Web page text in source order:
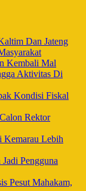
Dan Jateng
Kembali Mal
Aktivitas Di
Kondisi Fiskal
Rektor
Kemarau Lebih
Pengguna
Pesut Mahakam,